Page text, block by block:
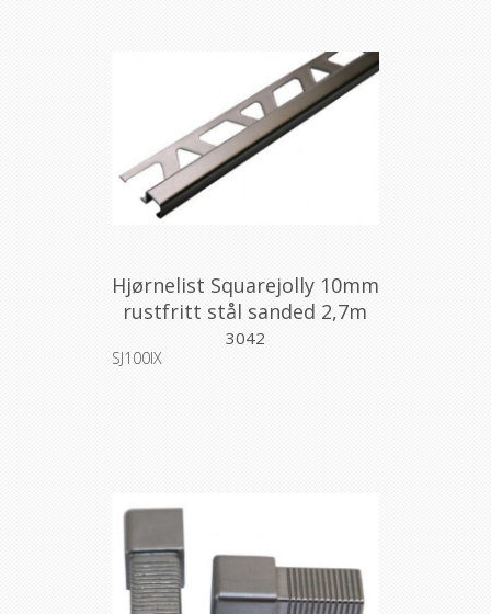
Hjørnelist Squarejolly 10mm
rustfritt stål sanded 2,7m
3042
SJ100IX